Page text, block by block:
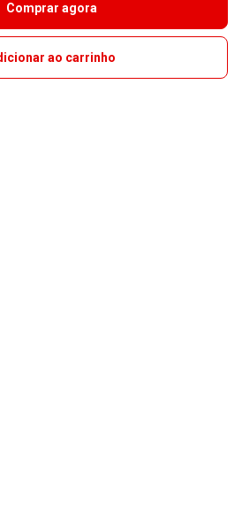
Comprar agora
ao carrinho